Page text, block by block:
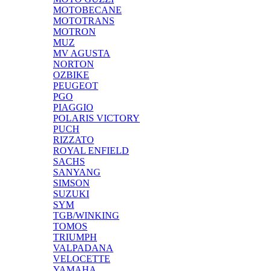
MOTOBECANE
MOTOTRANS
MOTRON
MUZ
MV AGUSTA
NORTON
OZBIKE
PEUGEOT
PGO
PIAGGIO
POLARIS VICTORY
PUCH
RIZZATO
ROYAL ENFIELD
SACHS
SANYANG
SIMSON
SUZUKI
SYM
TGB/WINKING
TOMOS
TRIUMPH
VALPADANA
VELOCETTE